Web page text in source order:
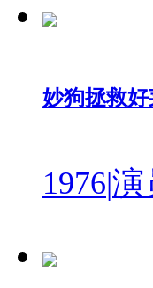
妙狗拯救
1976|演